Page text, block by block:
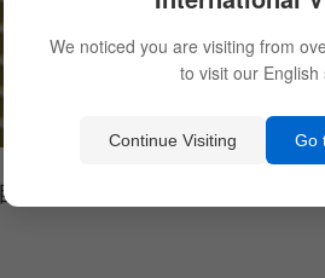
之下具有以下区别：
We noticed you are visiting from
to visit our English
Continue Visiting Go